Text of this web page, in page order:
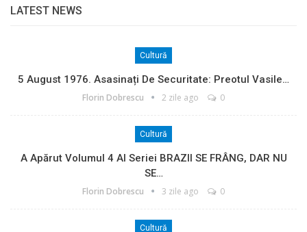
LATEST NEWS
Cultură
5 August 1976. Asasinați De Securitate: Preotul Vasile…
Florin Dobrescu 2 zile ago 0
Cultură
A Apărut Volumul 4 Al Seriei BRAZII SE FRÂNG, DAR NU
SE…
Florin Dobrescu 3 zile ago 0
Cultură